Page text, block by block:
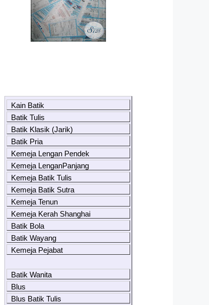
Kain Batik
Batik Tulis
Batik Klasik (Jarik)
Batik Pria
Kemeja Lengan Pendek
Kemeja LenganPanjang
Kemeja Batik Tulis
Kemeja Batik Sutra
Kemeja Tenun
Kemeja Kerah Shanghai
Batik Bola
Batik Wayang
Kemeja Pejabat
Batik Wanita
Blus
Blus Batik Tulis